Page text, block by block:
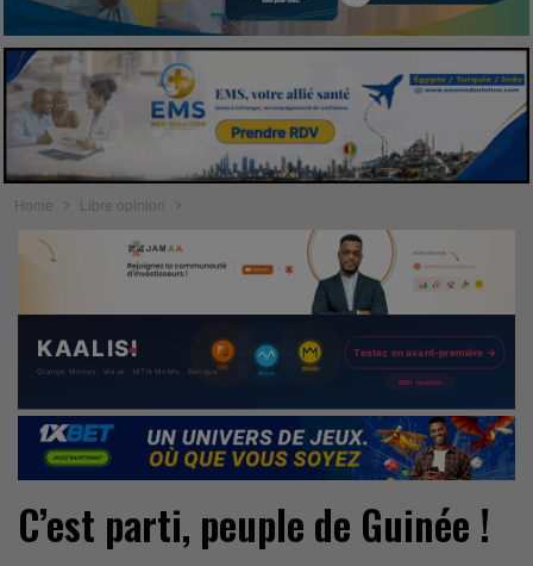
Home Libre opinion
C’est parti, peuple de Guinée !